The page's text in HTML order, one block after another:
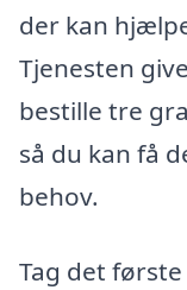
der kan
Tjenesten
bestille tre
så du kan få
behov.
Tag det